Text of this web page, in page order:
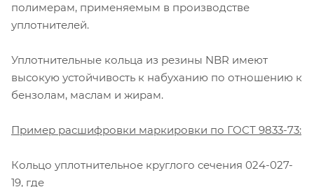
полимерам, применяемым в производстве
уплотнителей.
Уплотнительные кольца из резины NBR имеют
высокую устойчивость к набуханию по отношению к
бензолам, маслам и жирам.
Пример расшифровки маркировки по ГОСТ 9833-73:
Кольцо уплотнительное круглого сечения 024-027-
19, где